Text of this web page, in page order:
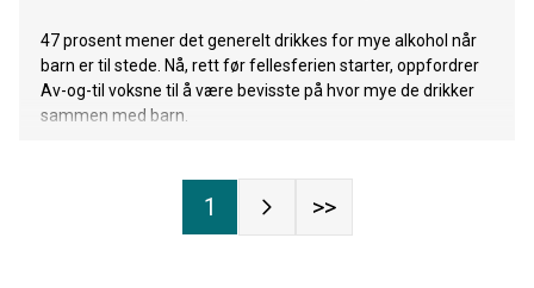
47 prosent mener det generelt drikkes for mye alkohol når
barn er til stede. Nå, rett før fellesferien starter, oppfordrer
Av-og-til voksne til å være bevisste på hvor mye de drikker
sammen med barn.
1 >>